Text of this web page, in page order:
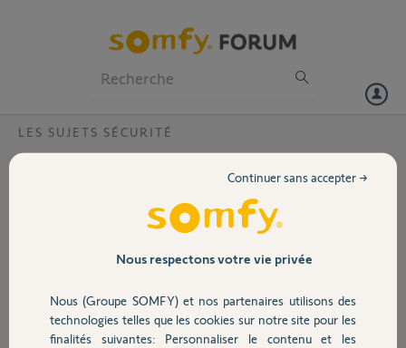
Volet
Sécurité
LES SUJETS SÉCURITÉ
sirene panique avec Tahoma + Serenity
Je suis occupé d'une alarme tierce.
Pour sécuriser mon épouse avec le bouton PANIQUE de la
télécommande SOMFY (sans se promener avec une télécommande
tierce qui pourrait couper l'alarme) j'ai acheté une base SERENITY
PANIQUE. Quelles sirènes INTERIEURES et EXTERIEURES peuvent-
elles être utilisées pour que cela fonctionne. Merci
Nous respectons votre vie privée
Nous (Groupe SOMFY) et nos partenaires utilisons des
technologies telles que les cookies sur notre site pour les
finalités suivantes: Personnaliser le contenu et les
Continuer sans accepter →